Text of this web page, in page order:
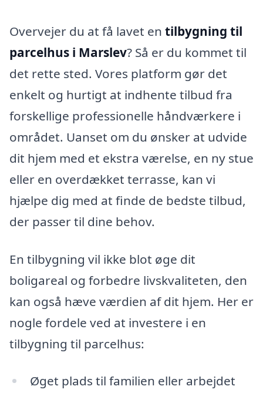
Overvejer du at få lavet en tilbygning til
parcelhus i Marslev? Så er du kommet til
det rette sted. Vores platform gør det
enkelt og hurtigt at indhente tilbud fra
forskellige professionelle håndværkere i
området. Uanset om du ønsker at udvide
dit hjem med et ekstra værelse, en ny stue
eller en overdækket terrasse, kan vi
hjælpe dig med at finde de bedste tilbud,
der passer til dine behov.
En tilbygning vil ikke blot øge dit
boligareal og forbedre livskvaliteten, den
kan også hæve værdien af dit hjem. Her er
nogle fordele ved at investere i en
tilbygning til parcelhus:
Øget plads til familien eller arbejdet